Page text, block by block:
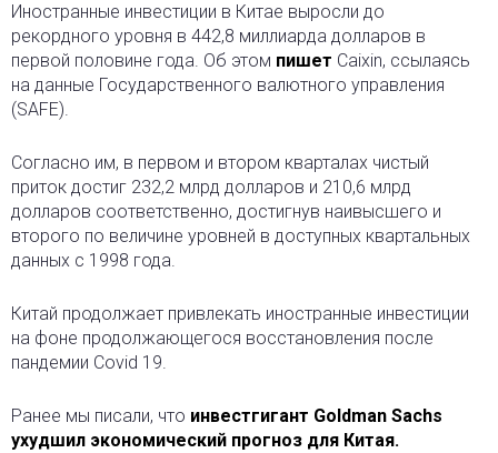
Иностранные инвестиции в Китае выросли до
рекордного уровня в 442,8 миллиарда долларов в
первой половине года. Об этом пишет Caixin, ссылаясь
на данные Государственного валютного управления
(SAFE).
Согласно им, в первом и втором кварталах чистый
приток достиг 232,2 млрд долларов и 210,6 млрд
долларов соответственно, достигнув наивысшего и
второго по величине уровней в доступных квартальных
данных с 1998 года.
Китай продолжает привлекать иностранные инвестиции
на фоне продолжающегося восстановления после
пандемии Covid 19.
Ранее мы писали, что инвестгигант Goldman Sachs
ухудшил экономический прогноз для Китая.